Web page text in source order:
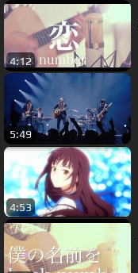
4:12
5:49
4:53